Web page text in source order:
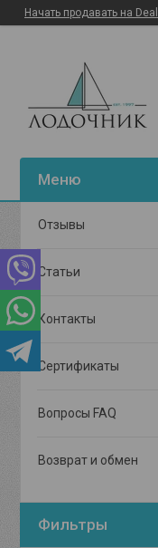
Начать продавать на
Отзывы
Статьи
Контакты
Сертификаты
Вопросы FAQ
Возврат и обмен
Фильтры